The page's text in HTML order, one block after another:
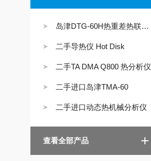
岛津DTG-60H热重差热联用仪
二手导热仪 Hot Disk
二手TA DMA Q800 热分析仪
二手进口岛津TMA-60
二手进口动态热机械分析仪
查看全部产品